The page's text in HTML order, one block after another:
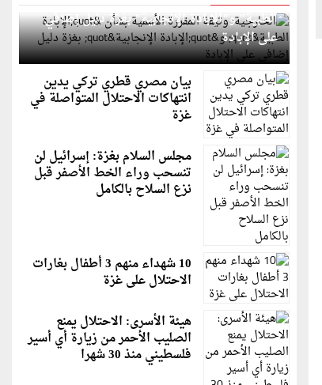
الطبية" و"الإبادة الإنجابية" بغزة دليل إضافي
على الإبادة
بيان مصري قطري تركي يدين
انتهاكات الاحتلال المتواصلة في
غزة
مجلس السلام بغزة: إسرائيل لن
تنسحب وراء الخط الأصفر قبل
نزع السلاح بالكامل
10 شهداء منهم 3 أطفال بغارات
الاحتلال على غزة
هيئة الأسرى: الاحتلال يمنع
الصليب الأحمر من زيارة أي أسير
فلسطيني منذ 30 شهرا